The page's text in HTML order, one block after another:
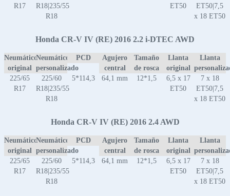
R17
R18|235/55
R18
ET50
ET50|7,5
x 18 ET50
Honda CR-V IV (RE) 2016 2.2 i-DTEC AWD
Neumático
original
Neumático
personalizado
PCD
Agujero
central
Tamaño
de rosca
Llanta
original
Llanta
225/65
R17
225/60
R18|235/55
R18
5*114,3 64,1 mm 12*1,5
6,5 x 17
ET50
7 x 18
ET50|7,5
x 18 ET50
Honda CR-V IV (RE) 2016 2.4 AWD
Neumático
original
Neumático
personalizado
PCD
Agujero
central
Tamaño
de rosca
Llanta
original
Llanta
225/65
R17
225/60
R18|235/55
R18
5*114,3 64,1 mm 12*1,5
6,5 x 17
ET50
7 x 18
ET50|7,5
x 18 ET50